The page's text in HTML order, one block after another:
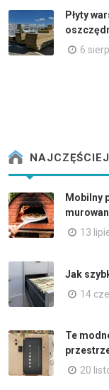
Płyty
6
Mobilny
13
Jak
14
Te
20